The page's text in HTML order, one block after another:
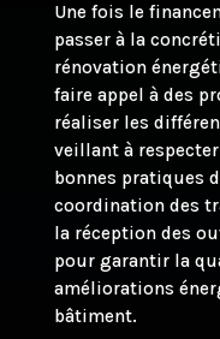
Une fois le
passer à la
rénovation
faire appel à des
réaliser les
veillant à
bonnes pratiques
coordination des
la réception des
pour garantir la
améliorations
bâtiment.